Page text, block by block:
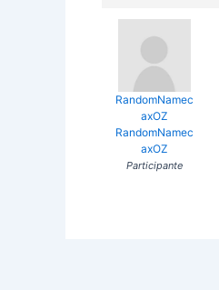
RandomNamec
axOZ
RandomNamec
axOZ
Participante